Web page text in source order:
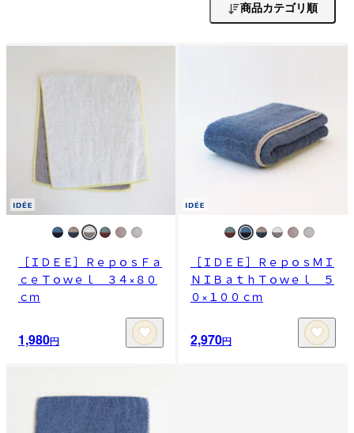
商品カテゴリ順
［ＩＤＥＥ］ＲｅｐｏｓＦａ
ｃｅＴｏｗｅｌ ３４×８０
ｃｍ
1,980円
［ＩＤＥＥ］ＲｅｐｏｓＭＩ
ＮＩＢａｔｈＴｏｗｅｌ ５
０×１００ｃｍ
2,970円